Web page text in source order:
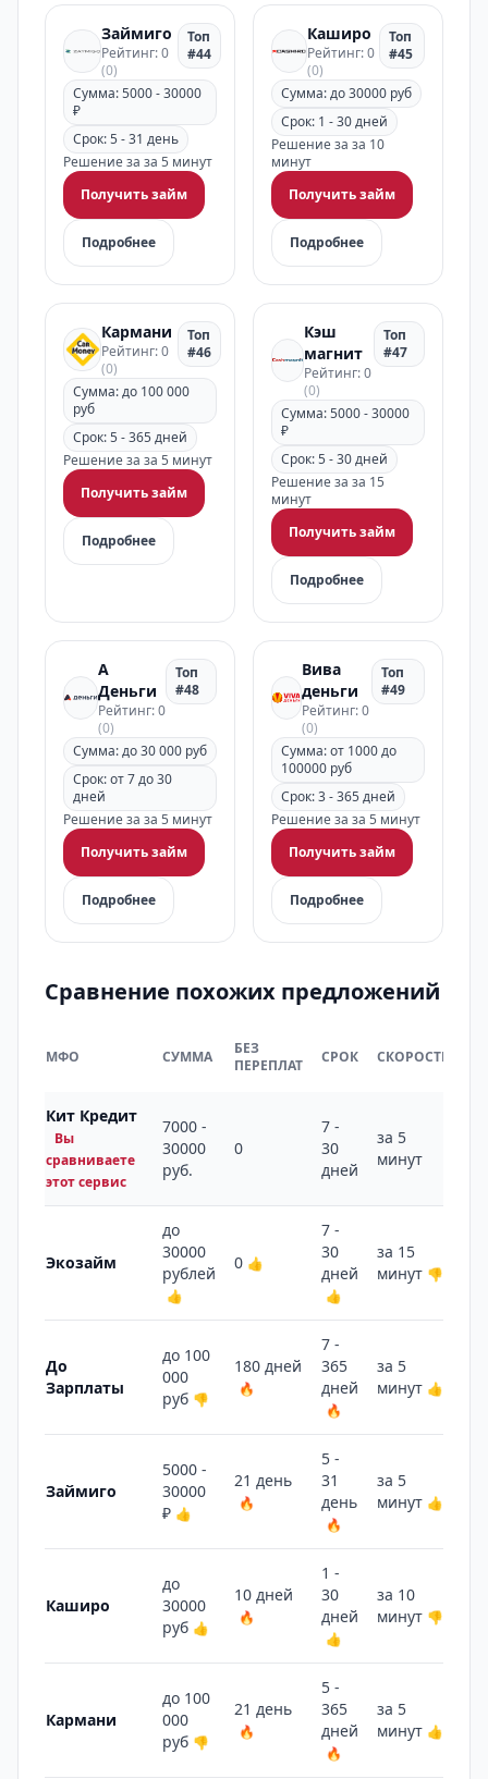
Займиго
Рейтинг: 0
(0)
Топ
#44
Сумма: 5000 - 30000
₽
Срок: 5 - 31 день
Решение за за 5 минут
Получить займ
Подробнее
Каширо
Рейтинг: 0
(0)
Топ
#45
Сумма: до 30000 руб
Срок: 1 - 30 дней
Решение за за 10
минут
Получить займ
Подробнее
Кармани
Рейтинг: 0
(0)
Топ
#46
Сумма: до 100 000
руб
Срок: 5 - 365 дней
Решение за за 5 минут
Получить займ
Подробнее
Кэш
магнит
Рейтинг: 0
(0)
Топ
#47
Сумма: 5000 - 30000
₽
Срок: 5 - 30 дней
Решение за за 15
минут
Получить займ
Подробнее
А
Деньги
Рейтинг: 0
(0)
Топ
#48
Сумма: до 30 000 руб
Срок: от 7 до 30
дней
Решение за за 5 минут
Получить займ
Подробнее
Вива
деньги
Рейтинг: 0
(0)
Топ
#49
Сумма: от 1000 до
100000 руб
Срок: 3 - 365 дней
Решение за за 5 минут
Получить займ
Подробнее
Сравнение похожих предложений
МФО СУММА
БЕЗ
ПЕРЕПЛАТ
СРОК СКОРОСТЬ
Кит Кредит
Вы
сравниваете
этот сервис
7000 -
30000
руб.
0
7 -
30
дней
за 5
минут
Экозайм
до
30000
рублей
👍
0 👍
7 -
30
дней
👍
за 15
минут 👎
До
Зарплаты
до 100
000
руб 👎
180 дней
🔥
7 -
365
дней
🔥
за 5
минут 👍
Займиго
5000 -
30000
₽ 👍
21 день
🔥
5 -
31
день
🔥
за 5
минут 👍
Каширо
до
30000
руб 👍
10 дней
🔥
1 -
30
дней
👍
за 10
минут 👎
Кармани
до 100
000
руб 👎
21 день
🔥
5 -
365
дней
🔥
за 5
минут 👍